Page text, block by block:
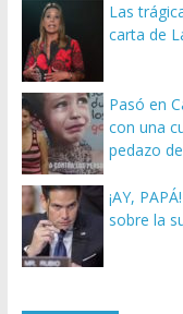
Las
carta de
Pasó en
con una
pedazo
¡AY,
sobre la